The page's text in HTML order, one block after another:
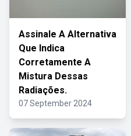
Assinale A Alternativa
Que Indica
Corretamente A
Mistura Dessas
Radiações.
07 September 2024